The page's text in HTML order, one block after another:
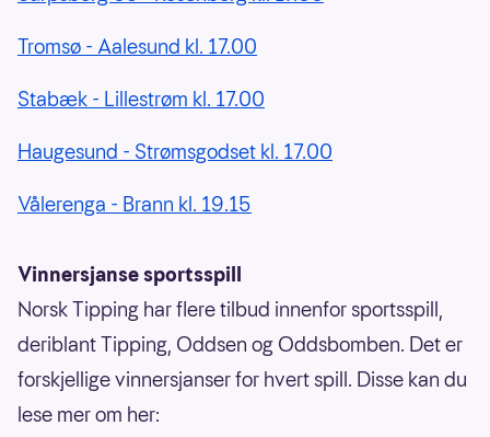
Tromsø - Aalesund kl. 17.00
Stabæk - Lillestrøm kl. 17.00
Haugesund - Strømsgodset kl. 17.00
Vålerenga - Brann kl. 19.15
Vinnersjanse sportsspill
Norsk Tipping har flere tilbud innenfor sportsspill,
deriblant Tipping, Oddsen og Oddsbomben. Det er
forskjellige vinnersjanser for hvert spill. Disse kan du
lese mer om her: